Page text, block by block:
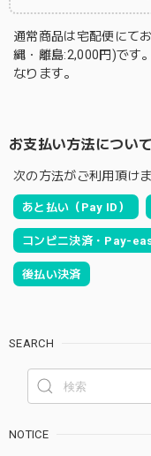
通常商品は宅配便にて
縄・離島:2,000円)です
なります。
お支払い方法について
次の方法がご利用頂けま
あと払い（Pay ID）
コンビニ決済・Pay-
後払い決済
SEARCH
NOTICE